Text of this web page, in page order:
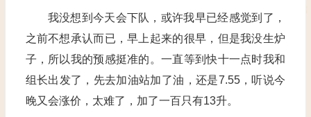
我没想到今天会下队，或许我早已经感觉到了，
之前不想承认而已，早上起来的很早，但是我没生炉
子，所以我的预感挺准的。一直等到快十一点时我和
组长出发了，先去加油站加了油，还是7.55，听说今
晚又会涨价，太难了，加了一百只有13升。